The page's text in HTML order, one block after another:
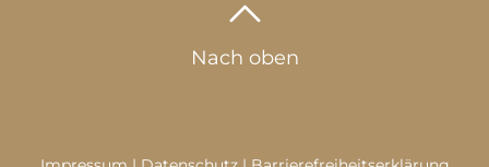
Nach oben